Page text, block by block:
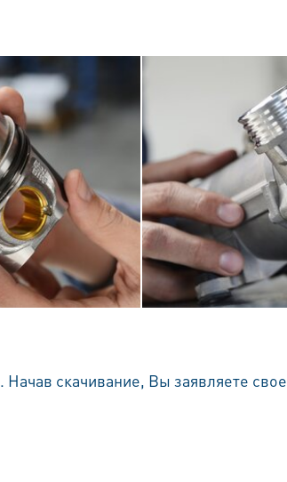
. Начав скачивание, Вы заявляете